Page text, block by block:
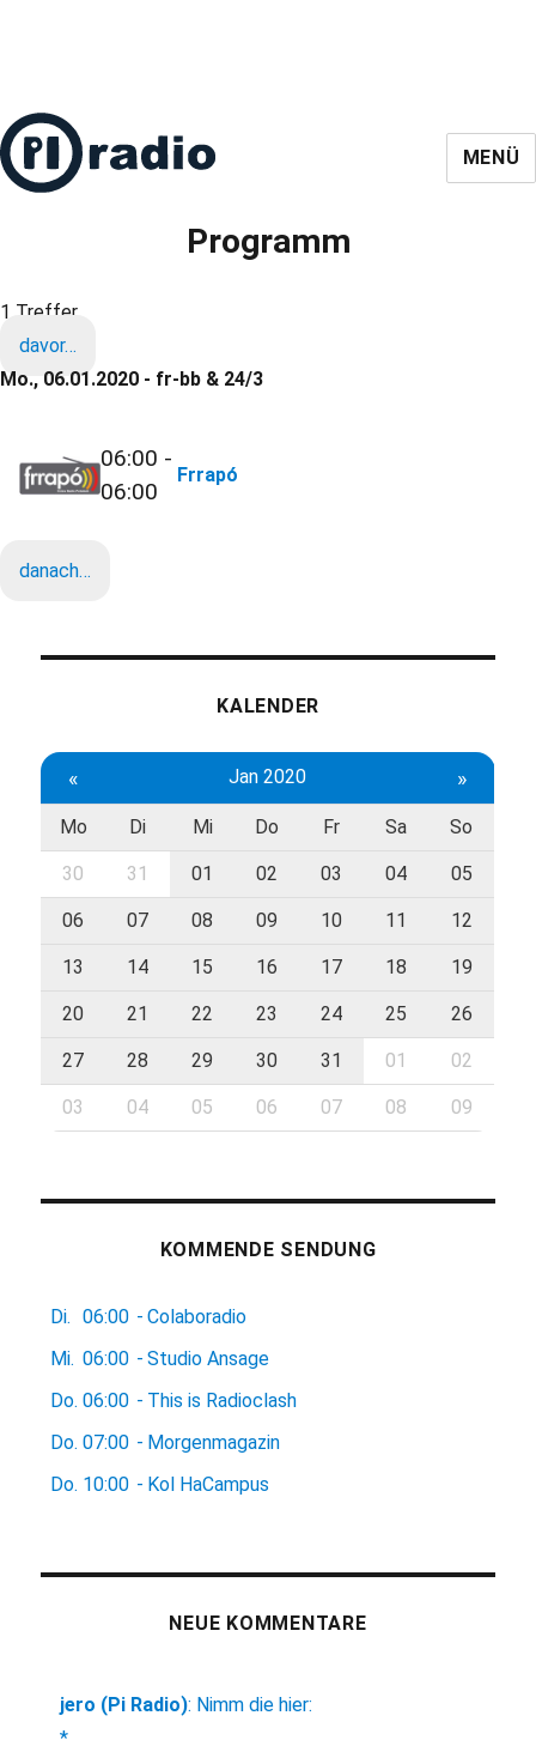
MENÜ
Programm
1 Treffer
davor…
Mo., 06.01.2020 - fr-bb & 24/3
06:00 -
06:00
Frrapó
danach…
KALENDER
« Jan 2020 »
Mo Di Mi Do Fr Sa So
30 31 01 02 03 04 05
06 07 08 09 10 11 12
13 14 15 16 17 18 19
20 21 22 23 24 25 26
27 28 29 30 31 01 02
03 04 05 06 07 08 09
KOMMENDE SENDUNG
Di. 06:00 - Colaboradio
Mi. 06:00 - Studio Ansage
Do. 06:00 - This is Radioclash
Do. 07:00 - Morgenmagazin
Do. 10:00 - Kol HaCampus
NEUE KOMMENTARE
jero (Pi Radio): Nimm die hier:
*